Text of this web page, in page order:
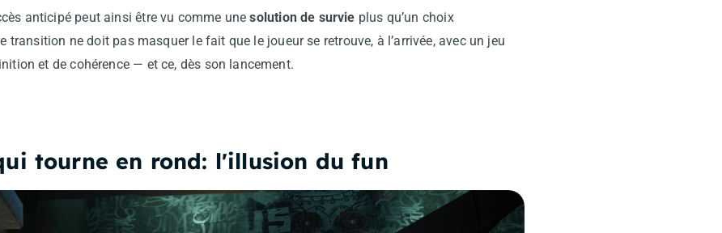
anticipé peut ainsi être vu comme unesolution de survie plus qu’un choix
transition ne doit pas masquer le fait que le joueur se retrouve, à l’arrivée, avec un jeu
et de cohérence — et ce, dès son lancement.
tourne en rond: l'illusion du fun